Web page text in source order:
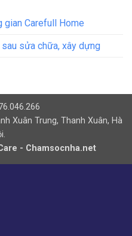
gian Carefull Home
sửa chữa, xây dựng
Xuân Trung, Thanh Xuân, Hà
- Chamsocnha.net